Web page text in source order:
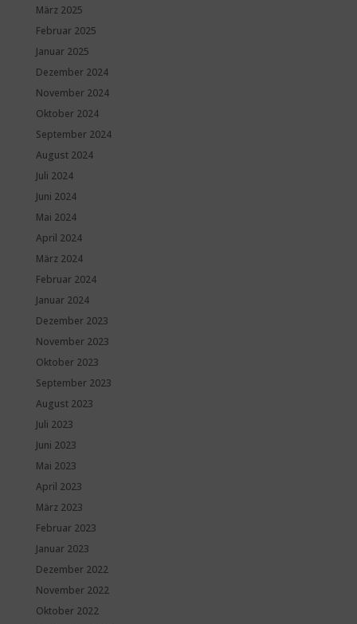
März 2025
Februar 2025
Januar 2025
Dezember 2024
November 2024
Oktober 2024
September 2024
August 2024
Juli 2024
Juni 2024
Mai 2024
April 2024
März 2024
Februar 2024
Januar 2024
Dezember 2023
November 2023
Oktober 2023
September 2023
August 2023
Juli 2023
Juni 2023
Mai 2023
April 2023
März 2023
Februar 2023
Januar 2023
Dezember 2022
November 2022
Oktober 2022